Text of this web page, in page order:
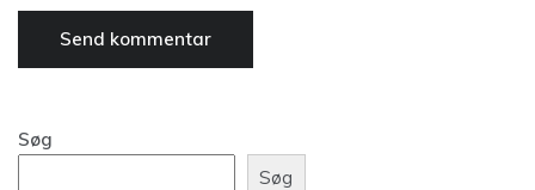
Søg
Søg